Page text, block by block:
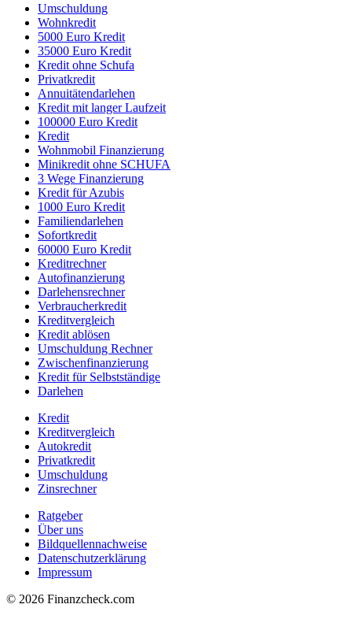
Umschuldung
Wohnkredit
5000 Euro Kredit
35000 Euro Kredit
Kredit ohne Schufa
Privatkredit
Annuitätendarlehen
Kredit mit langer Laufzeit
100000 Euro Kredit
Kredit
Wohnmobil Finanzierung
Minikredit ohne SCHUFA
3 Wege Finanzierung
Kredit für Azubis
1000 Euro Kredit
Familiendarlehen
Sofortkredit
60000 Euro Kredit
Kreditrechner
Autofinanzierung
Darlehensrechner
Verbraucherkredit
Kreditvergleich
Kredit ablösen
Umschuldung Rechner
Zwischenfinanzierung
Kredit für Selbstständige
Darlehen
Kredit
Kreditvergleich
Autokredit
Privatkredit
Umschuldung
Zinsrechner
Ratgeber
Über uns
Bildquellennachweise
Datenschutzerklärung
Impressum
© 2026 Finanzcheck.com